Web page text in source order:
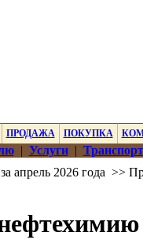
ПРОДАЖА ПОКУПКА
| Услуги|
апрель 2026 года >>